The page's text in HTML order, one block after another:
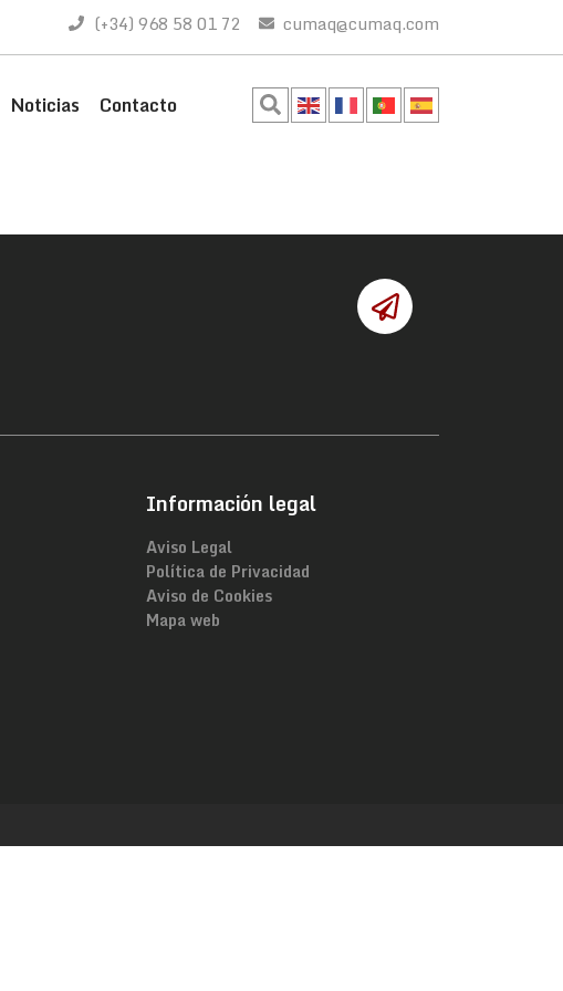
(+34) 968 58 01 72 cumaq@cumaq.com
Noticias Contacto
Información legal
Aviso Legal
Política de Privacidad
Aviso de Cookies
Mapa web